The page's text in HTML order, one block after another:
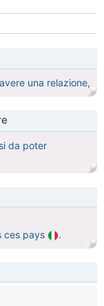
una relazione,
da poter
ces pays
.